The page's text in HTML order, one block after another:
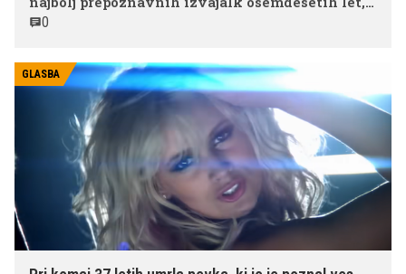
ki je svet osvojila z uspešnicama "Total Eclipse
0
GLASBA